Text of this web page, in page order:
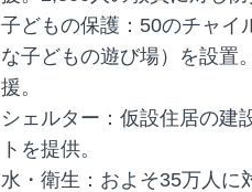
子どもの保護：50のチャイ
な子どもの遊び場）を設置
援。
シェルター：仮設住居の建
トを提供。
水・衛生：およそ35万人